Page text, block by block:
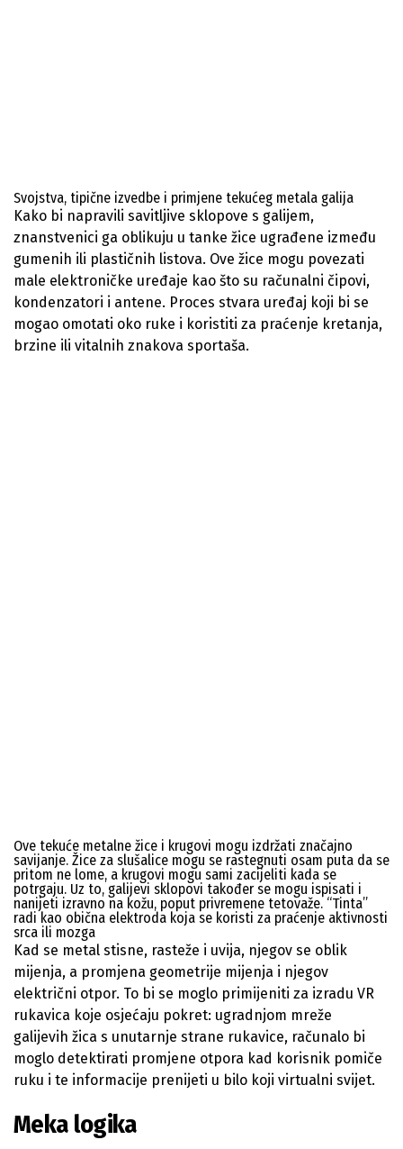
Svojstva, tipične izvedbe i primjene tekućeg metala galija
Kako bi napravili savitljive sklopove s galijem,
znanstvenici ga oblikuju u tanke žice ugrađene između
gumenih ili plastičnih listova. Ove žice mogu povezati
male elektroničke uređaje kao što su računalni čipovi,
kondenzatori i antene. Proces stvara uređaj koji bi se
mogao omotati oko ruke i koristiti za praćenje kretanja,
brzine ili vitalnih znakova sportaša.
Ove tekuće metalne žice i krugovi mogu izdržati značajno
savijanje. Žice za slušalice mogu se rastegnuti osam puta da se
pritom ne lome, a krugovi mogu sami zacijeliti kada se
potrgaju. Uz to, galijevi sklopovi također se mogu ispisati i
nanijeti izravno na kožu, poput privremene tetovaže. “Tinta”
radi kao obična elektroda koja se koristi za praćenje aktivnosti
srca ili mozga
Kad se metal stisne, rasteže i uvija, njegov se oblik
mijenja, a promjena geometrije mijenja i njegov
električni otpor. To bi se moglo primijeniti za izradu VR
rukavica koje osjećaju pokret: ugradnjom mreže
galijevih žica s unutarnje strane rukavice, računalo bi
moglo detektirati promjene otpora kad korisnik pomiče
ruku i te informacije prenijeti u bilo koji virtualni svijet.
Meka logika